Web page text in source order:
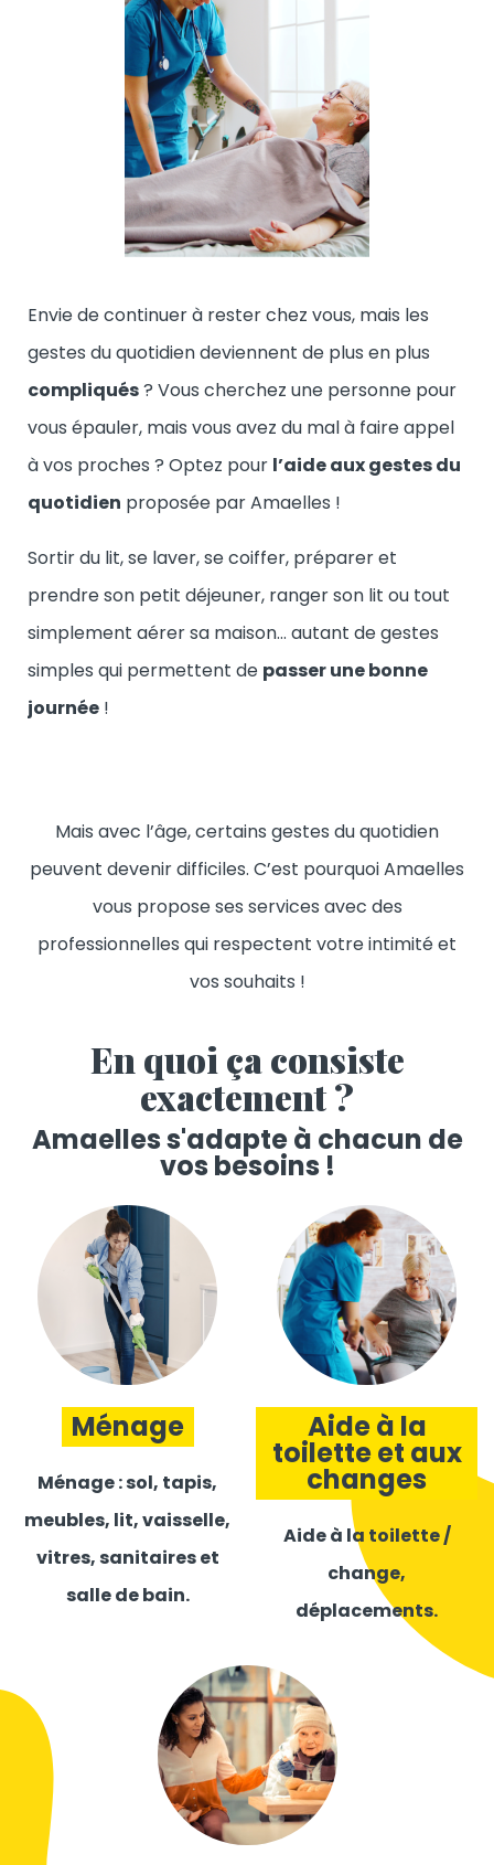
Envie de continuer à rester chez vous, mais les
gestes du quotidien deviennent de plus en plus
compliqués? Vous cherchez une personne pour
vous épauler, mais vous avez du mal à faire appel
à vos proches ? Optez pour l’aide aux gestes du
quotidien proposée par Amaelles !
Sortir du lit, se laver, se coiffer, préparer et
prendre son petit déjeuner, ranger son lit ou tout
simplement aérer sa maison… autant de gestes
simples qui permettent de passer une bonne
journée !
Mais avec l’âge, certains gestes du quotidien
peuvent devenir difficiles. C’est pourquoi Amaelles
vous propose ses services avec des
professionnelles qui respectent votre intimité et
vos souhaits !
En quoi ça consiste
exactement ?
Amaelles s'adapte à chacun de
vos besoins !
Ménage
Ménage : sol, tapis,
meubles, lit, vaisselle,
vitres, sanitaires et
salle de bain.
Aide à la
toilette et aux
changes
Aide à la toilette /
change,
déplacements.